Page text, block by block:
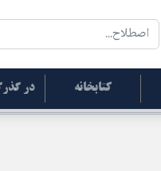
کتابخانه در